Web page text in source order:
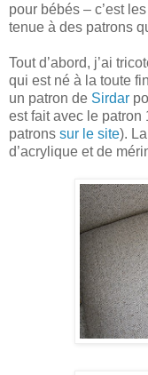
pour bébés – c’est
tenue à des patrons
Tout d’abord, j’ai
qui est né à la toute
un patron de Sirdar
est fait avec le
patrons sur le site).
d’acrylique et de